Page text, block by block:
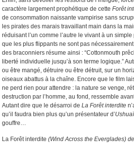
caractère largement prophétique de cette Forêt
de consommation naissante vampirise sans
les pirates des marais travaillant main dans la
réduisant l’un comme l’autre le vivant à un simple
que les plus flippants ne sont pas
des braconniers résume ainsi : “Cottonmouth
liberté individuelle jusqu’à son terme logique.”
ou être mangé, détruire ou être détruit, sur un
oiseaux abattus à la chaîne. Encore que le film
ne perd rien pour attendre : la nature se venge,
destruction par l’homme, au fond, ressemble
Autant dire que le désarroi de La Forêt interdite
qu’il faudra bien plus qu’un présentateur d’
gouffre…
La Forêt interdite (Wind Across the Everglades)